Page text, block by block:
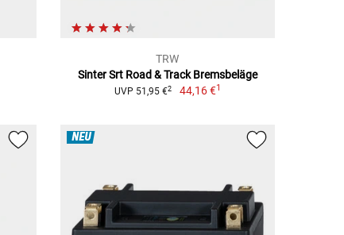
TRW
Sinter Srt Road & Track Bremsbeläge
UVP 51,95 €2 44,16 €1
NEU